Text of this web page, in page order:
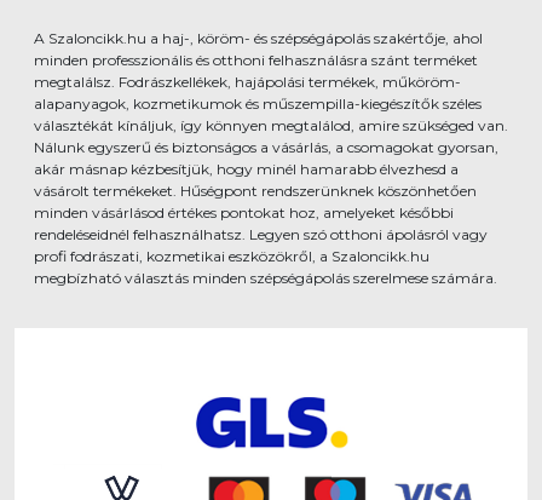
A Szaloncikk.hu a haj-, köröm- és szépségápolás szakértője, ahol
minden professzionális és otthoni felhasználásra szánt terméket
megtalálsz. Fodrászkellékek, hajápolási termékek, műköröm-
alapanyagok, kozmetikumok és műszempilla-kiegészítők széles
választékát kínáljuk, így könnyen megtalálod, amire szükséged van.
Nálunk egyszerű és biztonságos a vásárlás, a csomagokat gyorsan,
akár másnap kézbesítjük, hogy minél hamarabb élvezhesd a
vásárolt termékeket. Hűségpont rendszerünknek köszönhetően
minden vásárlásod értékes pontokat hoz, amelyeket későbbi
rendeléseidnél felhasználhatsz. Legyen szó otthoni ápolásról vagy
profi fodrászati, kozmetikai eszközökről, a Szaloncikk.hu
megbízható választás minden szépségápolás szerelmese számára.